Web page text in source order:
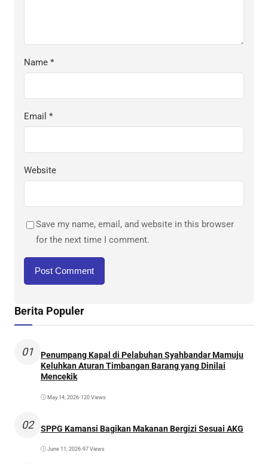
Name *
Email *
Website
Save my name, email, and website in this browser
for the next time I comment.
Berita Populer
01
Penumpang Kapal di Pelabuhan Syahbandar Mamuju
Keluhkan Aturan Timbangan Barang yang Dinilai
Mencekik
May 14, 2026•120 Views
02 SPPG Kamansi Bagikan Makanan Bergizi Sesuai AKG
June 11, 2026•97 Views